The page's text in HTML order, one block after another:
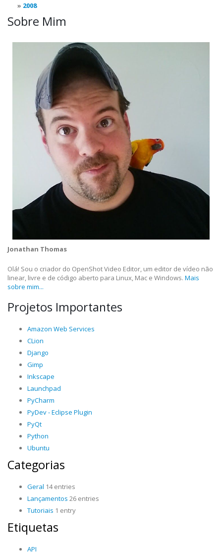
2008
Sobre Mim
Jonathan Thomas
Olá! Sou o criador do OpenShot Video Editor, um editor de vídeo não
linear, livre e de código aberto para Linux, Mac e Windows. Mais
sobre mim...
Projetos Importantes
Amazon Web Services
CLion
Django
Gimp
Inkscape
Launchpad
PyCharm
PyDev - Eclipse Plugin
PyQt
Python
Ubuntu
Categorias
Geral 14 entries
Lançamentos 26 entries
Tutoriais 1 entry
Etiquetas
API